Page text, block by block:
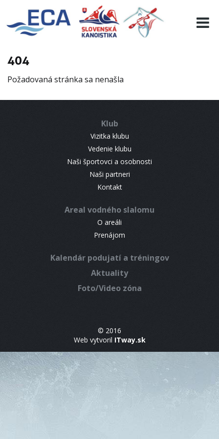
404
Požadovaná stránka sa nenašla
Klub
Vizitka klubu
Vedenie klubu
Naši športovci a osobnosti
Naši partneri
Kontakt
Areal vodného slalomu
O areáli
Prenájom
Kalendár podujatí a tréningov
Aktuality
Foto/Video zóna
© 2016
Web vytvoril ITway.sk
EURO 19
INFO
RESULTS
CONTACT